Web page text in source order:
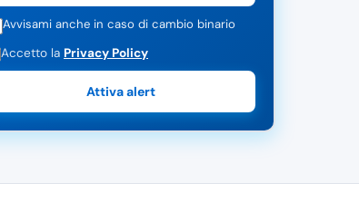
Avvisami anche in caso di cambio binario
Accetto la Privacy Policy
Attiva alert